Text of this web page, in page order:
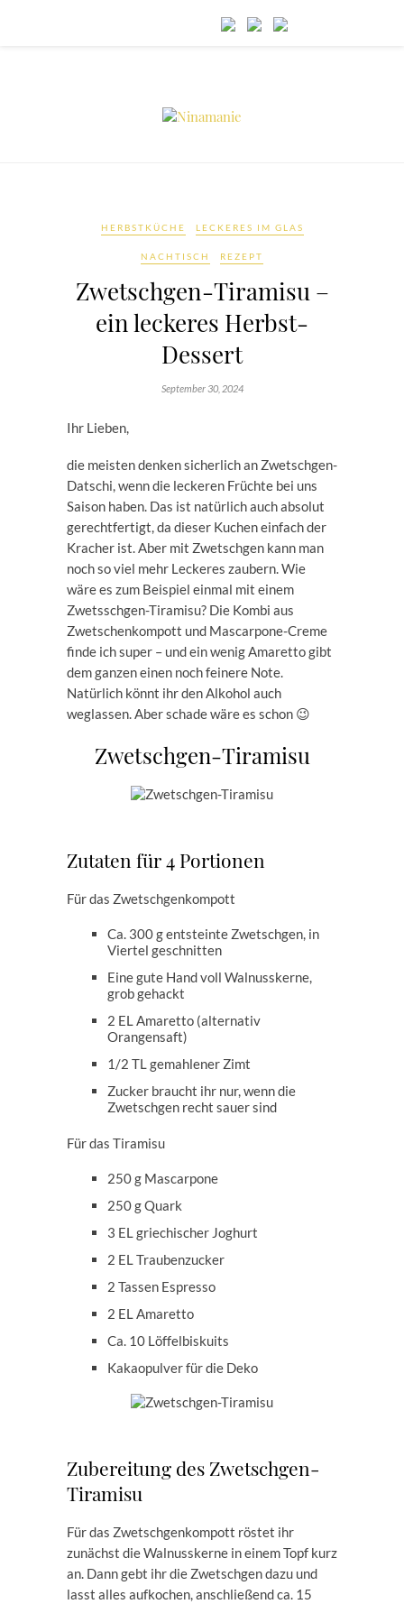
HERBSTKÜCHE LECKERES IM GLAS
NACHTISCH REZEPT
Zwetschgen-Tiramisu –
ein leckeres Herbst-
Dessert
September 30, 2024
Ihr Lieben,
die meisten denken sicherlich an Zwetschgen-
Datschi, wenn die leckeren Früchte bei uns
Saison haben. Das ist natürlich auch absolut
gerechtfertigt, da dieser Kuchen einfach der
Kracher ist. Aber mit Zwetschgen kann man
noch so viel mehr Leckeres zaubern. Wie
wäre es zum Beispiel einmal mit einem
Zwetsschgen-Tiramisu? Die Kombi aus
Zwetschenkompott und Mascarpone-Creme
finde ich super – und ein wenig Amaretto gibt
dem ganzen einen noch feinere Note.
Natürlich könnt ihr den Alkohol auch
weglassen. Aber schade wäre es schon 😉
Zwetschgen-Tiramisu
Zutaten für 4 Portionen
Für das Zwetschgenkompott
Ca. 300 g entsteinte Zwetschgen, in
Viertel geschnitten
Eine gute Hand voll Walnusskerne,
grob gehackt
2 EL Amaretto (alternativ
Orangensaft)
1/2 TL gemahlener Zimt
Zucker braucht ihr nur, wenn die
Zwetschgen recht sauer sind
Für das Tiramisu
250 g Mascarpone
250 g Quark
3 EL griechischer Joghurt
2 EL Traubenzucker
2 Tassen Espresso
2 EL Amaretto
Ca. 10 Löffelbiskuits
Kakaopulver für die Deko
Zubereitung des Zwetschgen-
Tiramisu
Für das Zwetschgenkompott röstet ihr
zunächst die Walnusskerne in einem Topf kurz
an. Dann gebt ihr die Zwetschgen dazu und
lasst alles aufkochen, anschließend ca. 15